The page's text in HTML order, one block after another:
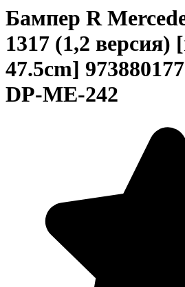
Бампер R
1317 (1,2 версия)
47.5cm]
DP-ME-242